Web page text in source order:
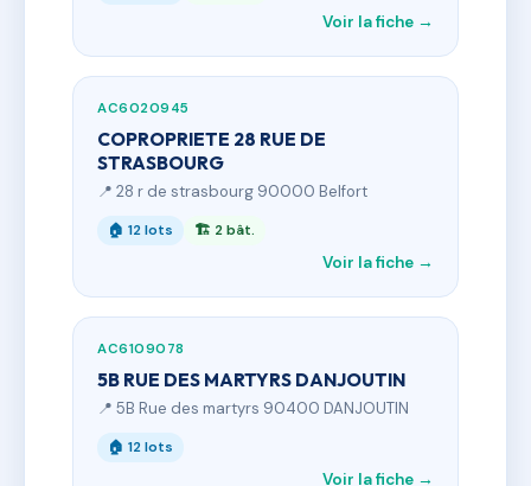
Voir la fiche →
AC6020945
COPROPRIETE 28 RUE DE
STRASBOURG
📍 28 r de strasbourg 90000 Belfort
🏠 12 lots 🏗 2 bât.
Voir la fiche →
AC6109078
5B RUE DES MARTYRS DANJOUTIN
📍 5B Rue des martyrs 90400 DANJOUTIN
🏠 12 lots
Voir la fiche →